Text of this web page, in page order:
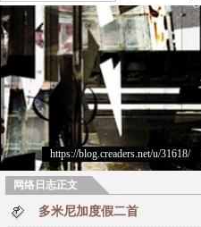
https://blog.creaders.net/u/31618/>
网络日志正文
多米尼加度假二首